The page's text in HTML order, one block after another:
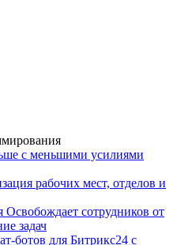
с меньшими усилиями
рабочих мест, отделов и
Освобождает сотрудников от
задач
ботов для Битрикс24 с